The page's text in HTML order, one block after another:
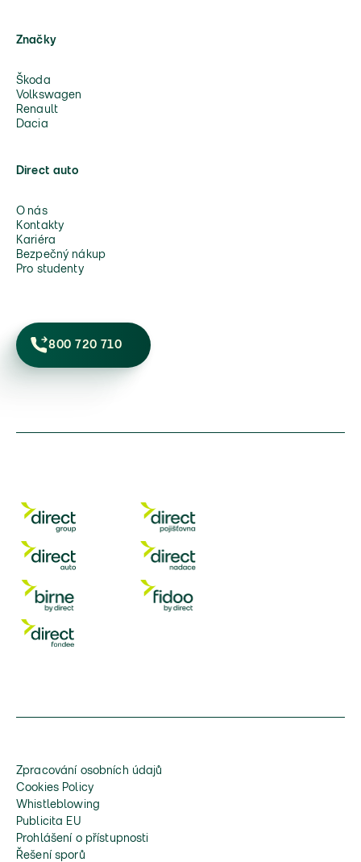
Značky
Škoda
Volkswagen
Renault
Dacia
Direct auto
O nás
Kontakty
Kariéra
Bezpečný nákup
Pro studenty
800 720 710
Zpracování osobních údajů
Cookies Policy
Whistleblowing
Publicita EU
Prohlášení o přístupnosti
Řešení sporů